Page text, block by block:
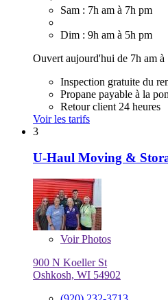
Sam : 7h am à 7h pm
Dim : 9h am à 5h pm
Ouvert aujourd'hui de 7h am à
Inspection gratuite du
Propane payable à la
Retour client 24 heures
Voir les tarifs
3
U-Haul Moving &
VoirPhotos
900 N Koeller St
Oshkosh, WI 54902